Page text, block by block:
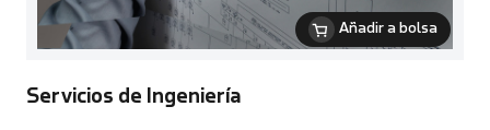
Añadir a bolsa
Servicios de Ingeniería